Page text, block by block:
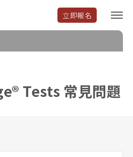
立即報名
選
單
Tests 常見問題